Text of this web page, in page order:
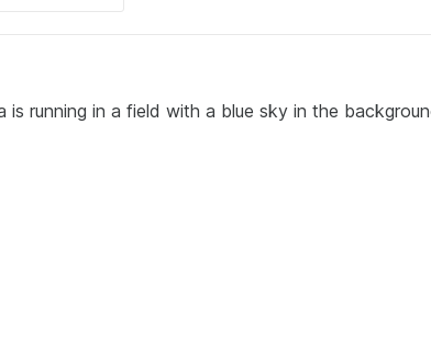
running in a field with a blue sky in the